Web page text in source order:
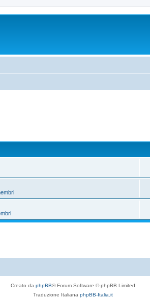
Creato da phpBB® Forum Software © phpBB Limited
Traduzione Italiana phpBB-Italia.it